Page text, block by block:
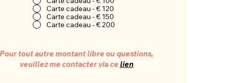
Carte cadeau - € 120
Carte cadeau - € 150
Carte cadeau - € 200
Pour tout autre montant libre ou questions,
veuillez me contacter via ce lien